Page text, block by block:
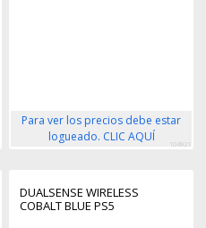
Para ver los precios debe estar
logueado. CLIC AQUÍ
104921
DUALSENSE WIRELESS
COBALT BLUE PS5